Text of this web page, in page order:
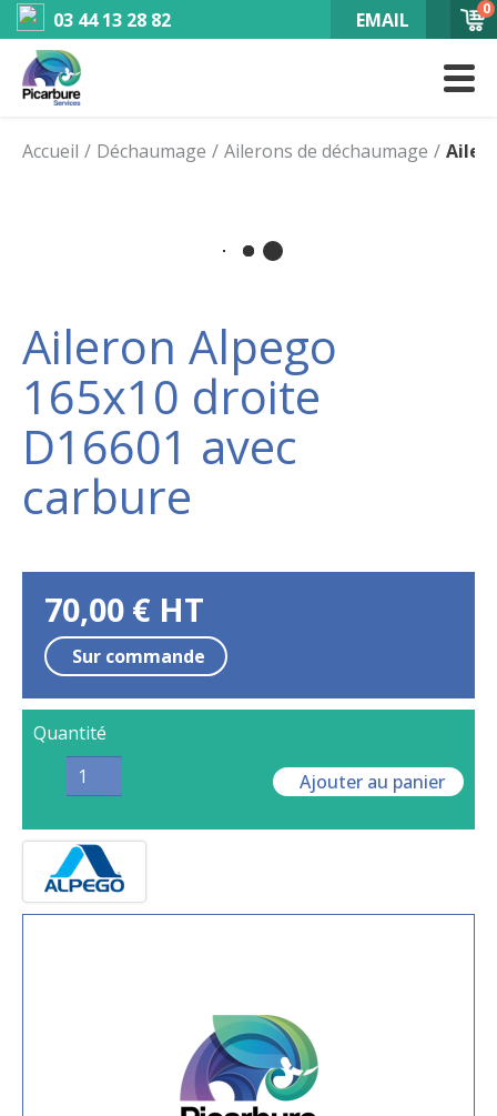
03 44 13 28 82 EMAIL 0
Accueil Déchaumage Ailerons de déchaumage
Aileron Alpego
165x10 droite
D16601 avec
carbure
70,00 € HT
Sur commande
Quantité
Ajouter au panier